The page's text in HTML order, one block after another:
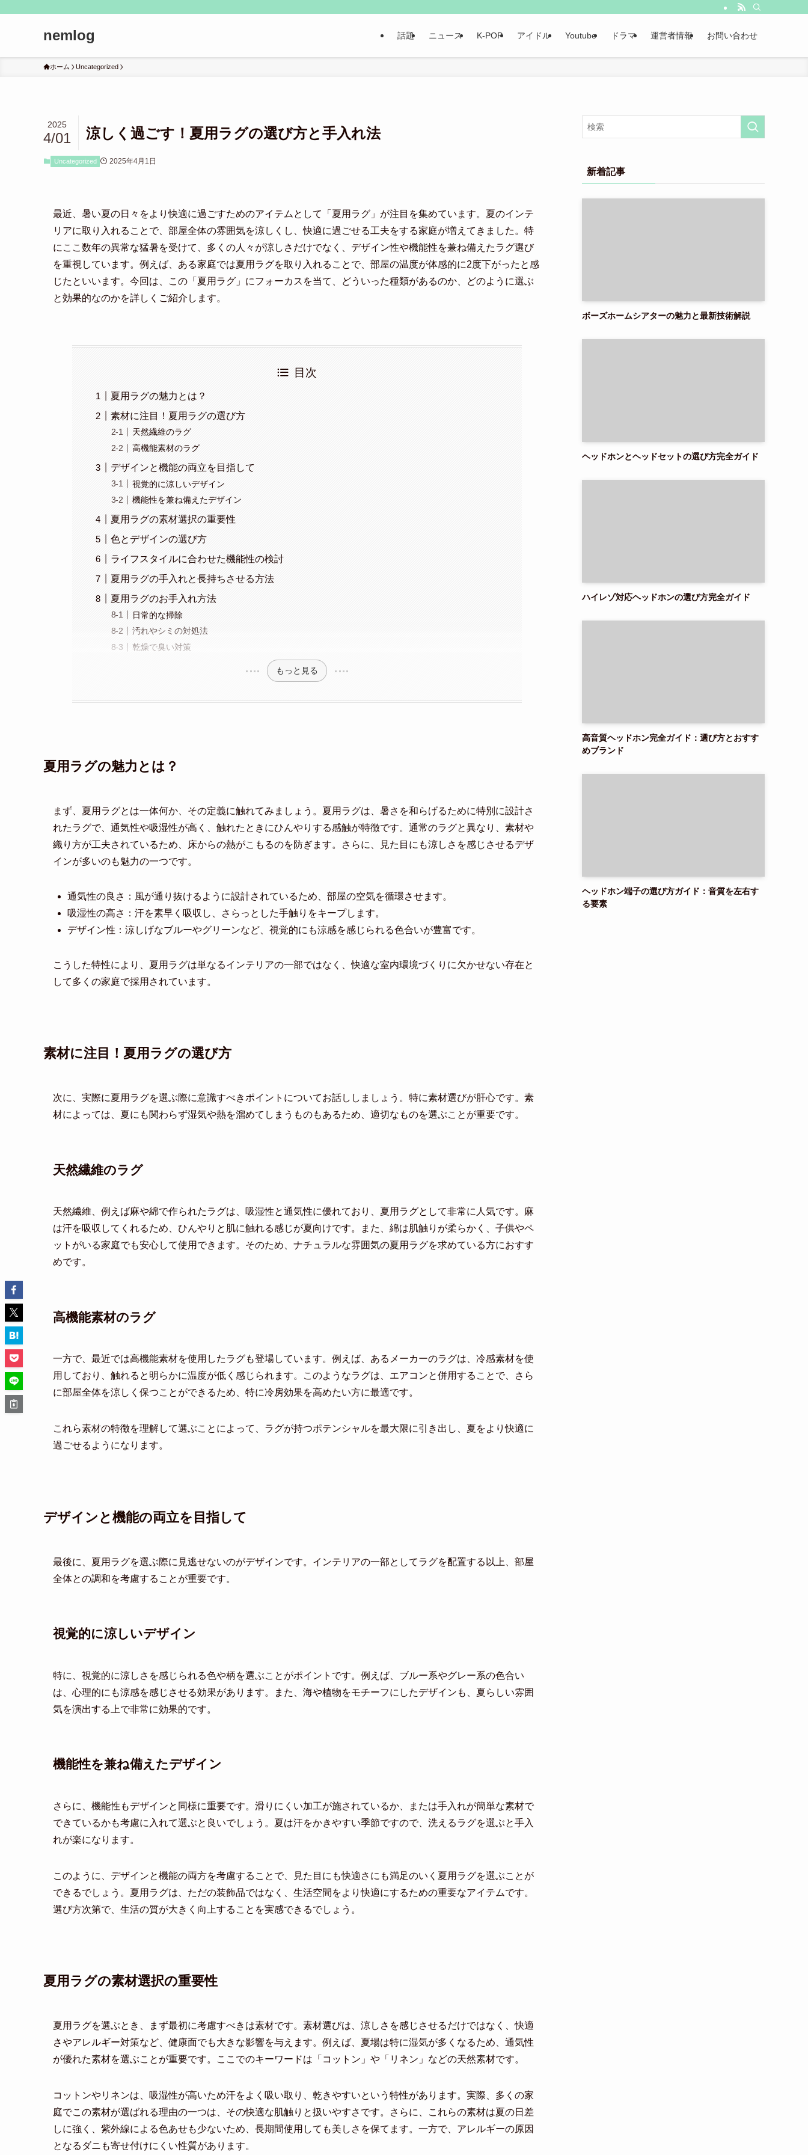
nemlog 話題 ニュース K-POP アイドル Youtube ドラマ 運営者情報 お問い合わせ
ホーム Uncategorized
涼しく過ごす！夏用ラグの選び方と手入れ法
2025
4/01
Uncategorized 2025年4月1日
最近、暑い夏の日々をより快適に過ごすためのアイテムとして「夏用ラグ」が注目を集めています。夏のインテ
リアに取り入れることで、部屋全体の雰囲気を涼しくし、快適に過ごせる工夫をする家庭が増えてきました。特
にここ数年の異常な猛暑を受けて、多くの人々が涼しさだけでなく、デザイン性や機能性を兼ね備えたラグ選び
を重視しています。例えば、ある家庭では夏用ラグを取り入れることで、部屋の温度が体感的に2度下がったと感
じたといいます。今回は、この「夏用ラグ」にフォーカスを当て、どういった種類があるのか、どのように選ぶ
と効果的なのかを詳しくご紹介します。
目次
夏用ラグの魅力とは？
素材に注目！夏用ラグの選び方
天然繊維のラグ
高機能素材のラグ
デザインと機能の両立を目指して
視覚的に涼しいデザイン
機能性を兼ね備えたデザイン
夏用ラグの素材選択の重要性
色とデザインの選び方
ライフスタイルに合わせた機能性の検討
夏用ラグの手入れと長持ちさせる方法
夏用ラグのお手入れ方法
日常的な掃除
汚れやシミの対処法
乾燥で臭い対策
もっと見る
夏用ラグの魅力とは？
まず、夏用ラグとは一体何か、その定義に触れてみましょう。夏用ラグは、暑さを和らげるために特別に設計さ
れたラグで、通気性や吸湿性が高く、触れたときにひんやりする感触が特徴です。通常のラグと異なり、素材や
織り方が工夫されているため、床からの熱がこもるのを防ぎます。さらに、見た目にも涼しさを感じさせるデザ
インが多いのも魅力の一つです。
通気性の良さ：風が通り抜けるように設計されているため、部屋の空気を循環させます。
吸湿性の高さ：汗を素早く吸収し、さらっとした手触りをキープします。
デザイン性：涼しげなブルーやグリーンなど、視覚的にも涼感を感じられる色合いが豊富です。
こうした特性により、夏用ラグは単なるインテリアの一部ではなく、快適な室内環境づくりに欠かせない存在と
して多くの家庭で採用されています。
素材に注目！夏用ラグの選び方
次に、実際に夏用ラグを選ぶ際に意識すべきポイントについてお話ししましょう。特に素材選びが肝心です。素
材によっては、夏にも関わらず湿気や熱を溜めてしまうものもあるため、適切なものを選ぶことが重要です。
天然繊維のラグ
天然繊維、例えば麻や綿で作られたラグは、吸湿性と通気性に優れており、夏用ラグとして非常に人気です。麻
は汗を吸収してくれるため、ひんやりと肌に触れる感じが夏向けです。また、綿は肌触りが柔らかく、子供やペ
ットがいる家庭でも安心して使用できます。そのため、ナチュラルな雰囲気の夏用ラグを求めている方におすす
めです。
高機能素材のラグ
一方で、最近では高機能素材を使用したラグも登場しています。例えば、あるメーカーのラグは、冷感素材を使
用しており、触れると明らかに温度が低く感じられます。このようなラグは、エアコンと併用することで、さら
に部屋全体を涼しく保つことができるため、特に冷房効果を高めたい方に最適です。
これら素材の特徴を理解して選ぶことによって、ラグが持つポテンシャルを最大限に引き出し、夏をより快適に
過ごせるようになります。
デザインと機能の両立を目指して
最後に、夏用ラグを選ぶ際に見逃せないのがデザインです。インテリアの一部としてラグを配置する以上、部屋
全体との調和を考慮することが重要です。
視覚的に涼しいデザイン
特に、視覚的に涼しさを感じられる色や柄を選ぶことがポイントです。例えば、ブルー系やグレー系の色合い
は、心理的にも涼感を感じさせる効果があります。また、海や植物をモチーフにしたデザインも、夏らしい雰囲
気を演出する上で非常に効果的です。
機能性を兼ね備えたデザイン
さらに、機能性もデザインと同様に重要です。滑りにくい加工が施されているか、または手入れが簡単な素材で
できているかも考慮に入れて選ぶと良いでしょう。夏は汗をかきやすい季節ですので、洗えるラグを選ぶと手入
れが楽になります。
このように、デザインと機能の両方を考慮することで、見た目にも快適さにも満足のいく夏用ラグを選ぶことが
できるでしょう。夏用ラグは、ただの装飾品ではなく、生活空間をより快適にするための重要なアイテムです。
選び方次第で、生活の質が大きく向上することを実感できるでしょう。
夏用ラグの素材選択の重要性
夏用ラグを選ぶとき、まず最初に考慮すべきは素材です。素材選びは、涼しさを感じさせるだけではなく、快適
さやアレルギー対策など、健康面でも大きな影響を与えます。例えば、夏場は特に湿気が多くなるため、通気性
が優れた素材を選ぶことが重要です。ここでのキーワードは「コットン」や「リネン」などの天然素材です。
コットンやリネンは、吸湿性が高いため汗をよく吸い取り、乾きやすいという特性があります。実際、多くの家
庭でこの素材が選ばれる理由の一つは、その快適な肌触りと扱いやすさです。さらに、これらの素材は夏の日差
しに強く、紫外線による色あせも少ないため、長期間使用しても美しさを保てます。一方で、アレルギーの原因
となるダニも寄せ付けにくい性質があります。
新着記事
ボーズホームシアターの魅力と最新技術解説
ヘッドホンとヘッドセットの選び方完全ガイド
ハイレゾ対応ヘッドホンの選び方完全ガイド
高音質ヘッドホン完全ガイド：選び方とおすす
めブランド
ヘッドホン端子の選び方ガイド：音質を左右す
る要素